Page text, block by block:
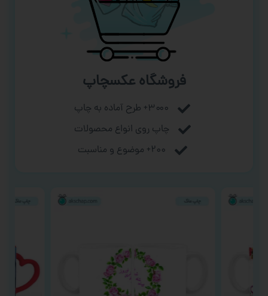
فروشگاه عکسچاپ
۳۰۰۰+ طرح آماده به چاپ
چاپ روی انواع محصولات
۲۰۰+ موضوع و مناسبت